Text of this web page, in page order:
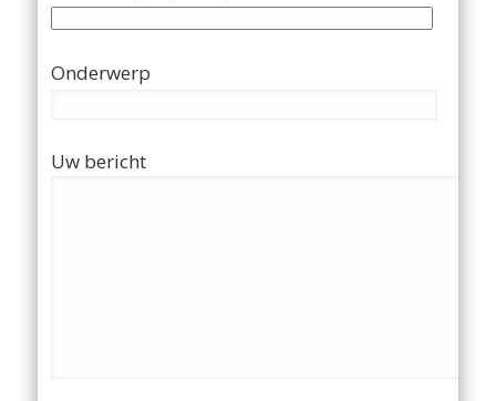
Onderwerp
Uw bericht